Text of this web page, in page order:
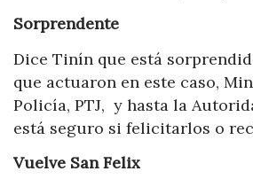
Sorprendente
Dice Tinín que está
que actuaron en este caso,
Policía, PTJ, y hasta la
está seguro si felicitarlos o
Vuelve San Felix